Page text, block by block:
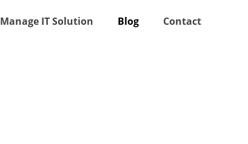
Manage IT Solution Blog Contact